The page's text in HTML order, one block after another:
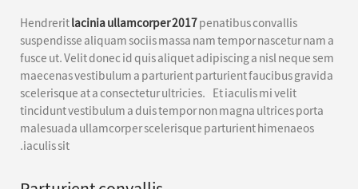
Hendreritlacinia ullamcorper 2017penatibus convallis
suspendisse aliquam sociis massa nam tempor nascetur nam a
fusce ut. Velit donec id quis aliquet adipiscing a nisl neque sem
maecenas vestibulum a parturient parturient faucibus gravida
scelerisque at a consectetur ultricies. Et iaculis mi velit
tincidunt vestibulum a duis tempor non magna ultrices porta
malesuada ullamcorper scelerisque parturient himenaeos
iaculis sit.